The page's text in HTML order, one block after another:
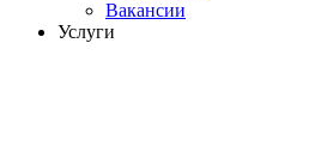
Вакансии
Услуги